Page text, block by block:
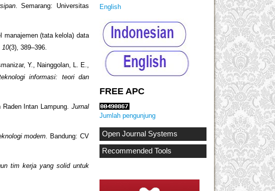
English
FREE APC
Jumlah pengunjung
Open Journal Systems
Recommended Tools
. Semarang: Universitas
manajemen (tata kelola) data
10(3), 389–396.
Y., Nainggolan, L. E.,
informasi: teori dan
Intan Lampung. Jurnal
modern. Bandung: CV
tim kerja yang solid untuk